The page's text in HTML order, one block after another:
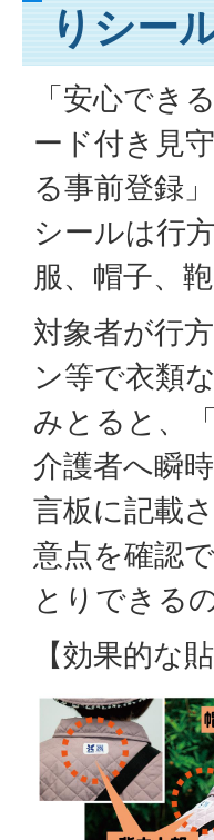
りシール
「安心でき
ード付き見
る事前登録
シールは行
服、帽子、
対象者が行
ン等で衣類
みとると、
介護者へ瞬
言板に記載
意点を確認
とりできる
【効果的な